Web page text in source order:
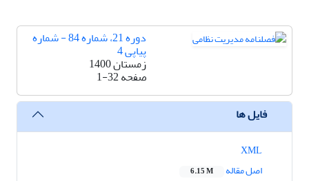
دوره 21، شماره 84 - شماره
پیاپی 4
زمستان 1400
صفحه1-32
فایل ها
اصل مقاله
6.15 M